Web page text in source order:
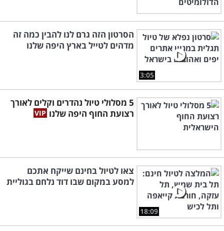
3:05
הסרטון הזה גרם לנו להבין כמה זה
מדהים לטייל בארץ היפה שלנו
5 מסלולי טיול נהדרים וקלים לאורך
רצועת החוף היפה שלנו
18:09
צאו לטיול בחינם שייקח אתכם
למסע במקום שבו דוד נלחם בגוליית